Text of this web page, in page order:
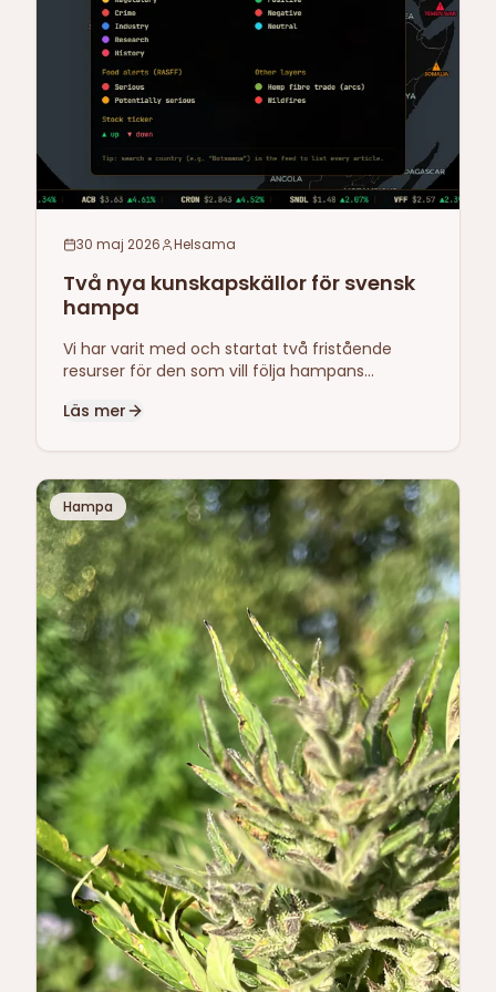
30 maj 2026 Helsama
Två nya kunskapskällor för svensk
hampa
Vi har varit med och startat två fristående
resurser för den som vill följa hampans
branschtidning och en global nyhetskarta.
Läs mer
Hampa